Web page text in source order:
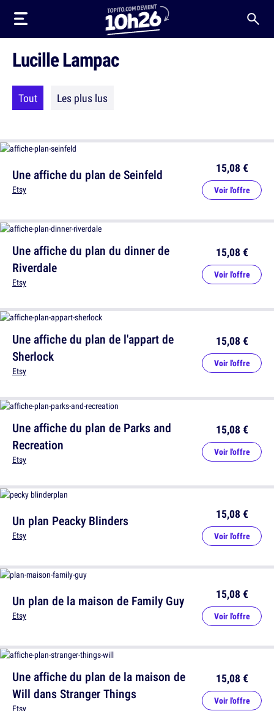
Lucille Lampac
Tout Les plus lus
Une affiche du plan de Seinfeld
Etsy
15,08 €
Voir l'offre
Une affiche du plan de l'appart de
Sherlock
Etsy
15,08 €
Voir l'offre
Un plan Peacky Blinders
Etsy
15,08 €
Voir l'offre
Une affiche du plan de la maison de
Will dans Stranger Things
Etsy
15,08 €
Voir l'offre
Une affiche du plan du dinner de
Riverdale
Etsy
15,08 €
Voir l'offre
Une affiche du plan de Parks and
Recreation
Etsy
15,08 €
Voir l'offre
Un plan de la maison de Family Guy
Etsy
15,08 €
Voir l'offre